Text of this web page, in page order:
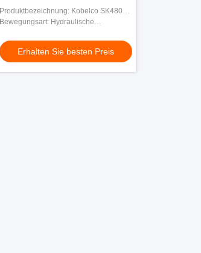
Produktbezeichnung: Kobelco SK480D
Bagger
Bewegungsart: Hydraulische
Erhalten Sie besten Preis